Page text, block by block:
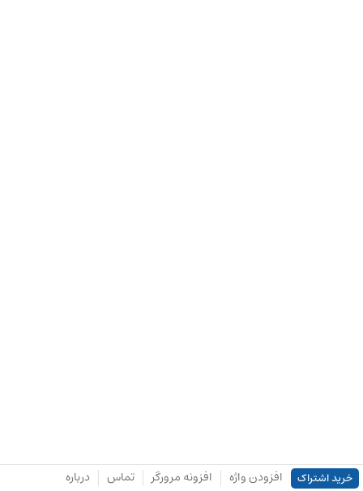
خرید اشتراک افزودن واژه افزونه مرورگر تماس درباره